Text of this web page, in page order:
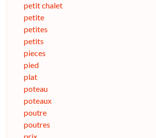
petit chalet
petite
petites
petits
pieces
pied
plat
poteau
poteaux
poutre
poutres